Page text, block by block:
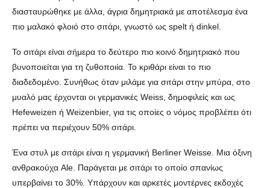
διασταυρώθηκε με άλλα, άγρια δημητριακά με αποτέλεσμα ένα
πιο μαλακό φλοιό στο σιτάρι, γνωστό ως spelt ή dinkel.
Το σιτάρι είναι σήμερα το δεύτερο πιο κοινό δημητριακό που
βυνοποιείται για τη ζυθοποιία. Το κριθάρι είναι το πιο
διαδεδομένο. Συνήθως όταν μιλάμε για σιτάρι στην μπύρα, στο
μυαλό μας έρχονται οι γερμανικές Weiss, δημοφιλείς και ως
Hefeweizen ή Weizenbier, για τις οποίες ο νόμος προβλέπει ότι
πρέπει να περιέχουν 50% σιτάρι.
Ένα στυλ με σιτάρι είναι η γερμανική Berliner Weisse. Μια όξινη
ανθρακούχα Ale. Παράγεται με σιτάρι το οποίο σπανίως
υπερβαίνει το 30%. Υπάρχουν και αρκετές μοντέρνες εκδοχές